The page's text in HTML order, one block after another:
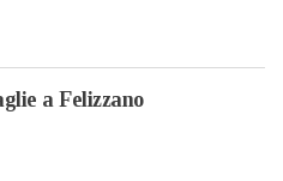
a Felizzano